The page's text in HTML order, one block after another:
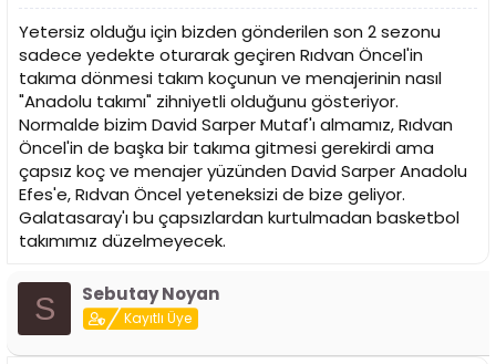
Yetersiz olduğu için bizden gönderilen son 2 sezonu
sadece yedekte oturarak geçiren Rıdvan Öncel'in
takıma dönmesi takım koçunun ve menajerinin nasıl
"Anadolu takımı" zihniyetli olduğunu gösteriyor.
Normalde bizim David Sarper Mutaf'ı almamız, Rıdvan
Öncel'in de başka bir takıma gitmesi gerekirdi ama
çapsız koç ve menajer yüzünden David Sarper Anadolu
Efes'e, Rıdvan Öncel yeteneksizi de bize geliyor.
Galatasaray'ı bu çapsızlardan kurtulmadan basketbol
takımımız düzelmeyecek.
S Sebutay Noyan
Kayıtlı Üye